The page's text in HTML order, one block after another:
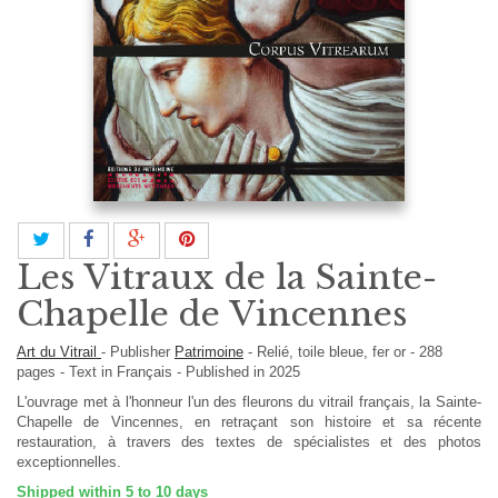
Les Vitraux de la Sainte-
Chapelle de Vincennes
Art du Vitrail - Publisher Patrimoine - Relié, toile bleue, fer or - 288
pages - Text in Français - Published in 2025
L'ouvrage met à l'honneur l'un des fleurons du vitrail français, la Sainte-
Chapelle de Vincennes, en retraçant son histoire et sa récente
restauration, à travers des textes de spécialistes et des photos
exceptionnelles.
Shipped within 5 to 10 days